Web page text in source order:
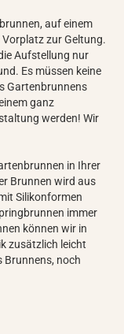
auf einem
zur Geltung.
Aufstellung nur
Es müssen keine
Gartenbrunnens
ganz
werden! Wir
in Ihrer
Brunnen wird aus
Silikonformen
immer
können wir in
zusätzlich leicht
Brunnens, noch